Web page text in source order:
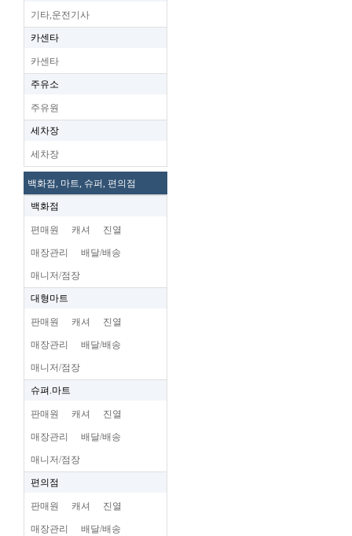
기타,운전기사
카센타
카센타
주유소
주유원
세차장
세차장
백화점, 마트, 슈퍼, 편의점
백화점
편매원 캐셔 진열
매장관리 배달/배송
매니저/점장
대형마트
판매원 캐셔 진열
매장관리 배달/배송
매니저/점장
슈펴.마트
판매원 캐셔 진열
매장관리 배달/배송
매니저/점장
편의점
판매원 캐셔 진열
매장관리 배달/배송